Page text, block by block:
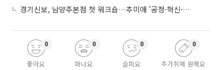
경기신보, 남양주본점 첫 워크숍…추미애 '공정·혁신·포용' 전면 반영
좋아요
0
화나요
0
슬퍼요
0
추가취재 원해요
0